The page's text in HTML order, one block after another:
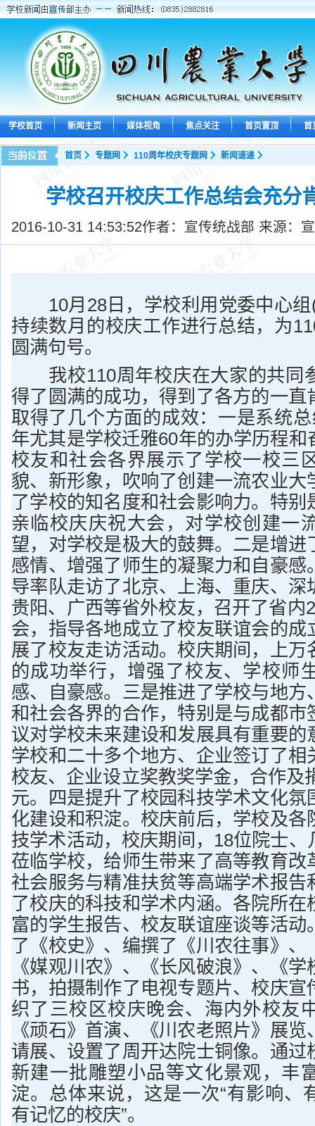
学校首页 新闻主页 媒体视角 焦点关注 首页置顶 首
首页 专题网 110周年校庆专题网 新闻速递
学校召开校庆工作总结会充分
2016-10-31 14:53:52作者：宣传统战部 来源：
10月28日，学校利用党委中心组
持续数月的校庆工作进行总结，为
圆满句号。
我校110周年校庆在大家的共同
得了圆满的成功，得到了各方的一直
取得了几个方面的成效：一是系统
年尤其是学校迁雅60年的办学历程和
校友和社会各界展示了学校一校三
貌、新形象，吹响了创建一流农业大
了学校的知名度和社会影响力。特别
亲临校庆庆祝大会，对学校创建一
望，对学校是极大的鼓舞。二是增进
感情、增强了师生的凝聚力和自豪感
导率队走访了北京、上海、重庆、深
贵阳、广西等省外校友，召开了省内
会，指导各地成立了校友联谊会的成
展了校友走访活动。校庆期间，上万
的成功举行，增强了校友、学校师
感、自豪感。三是推进了学校与地方
和社会各界的合作，特别是与成都市
议对学校未来建设和发展具有重要的
学校和二十多个地方、企业签订了相
校友、企业设立奖教奖学金，合作及
元。四是提升了校园科技学术文化氛
化建设和积淀。校庆前后，学校及各
技学术活动，校庆期间，18位院士、
莅临学校，给师生带来了高等教育改
社会服务与精准扶贫等高端学术报告
了校庆的科技和学术内涵。各院所在
富的学生报告、校友联谊座谈等活动
了《校史》、编撰了《川农往事》、
《媒观川农》、《长风破浪》、《
书，拍摄制作了电视专题片、校庆宣
织了三校区校庆晚会、海内外校友
《顽石》首演、《川农老照片》展
请展、设置了周开达院士铜像。通过
新建一批雕塑小品等文化景观，丰
淀。总体来说，这是一次“有影响、
有记忆的校庆”。